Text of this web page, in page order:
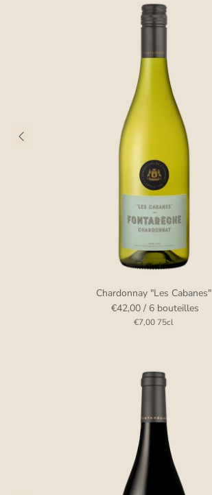
Chardonnay "Les Cabanes"
€42,00 / 6 bouteilles
€7,00 75cl